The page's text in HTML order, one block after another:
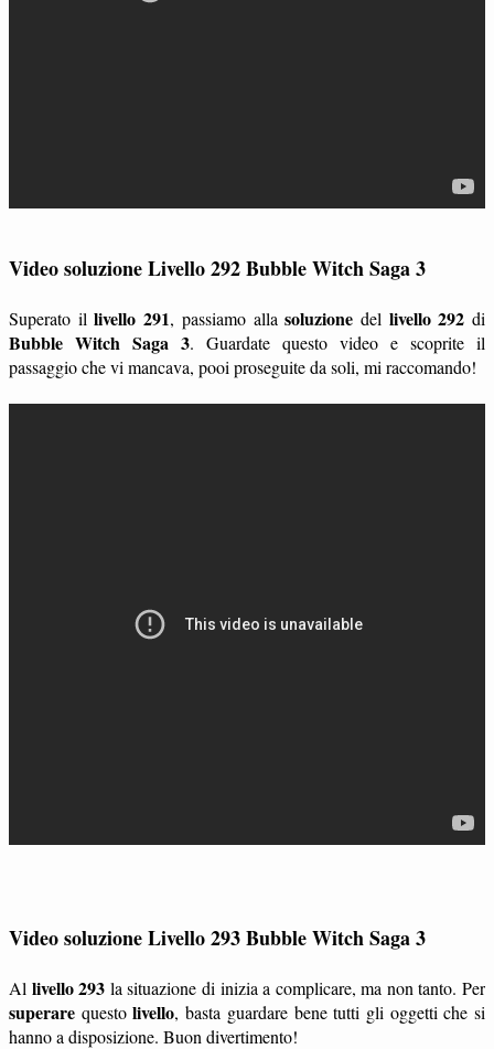
Video soluzione Livello 292 Bubble Witch Saga 3
Superato illivello 291, passiamo allasoluzione del livello 292 di
Bubble Witch Saga 3. Guardate questo video e scoprite il
passaggio che vi mancava, pooi proseguite da soli, mi raccomando!
Video soluzione Livello 293 Bubble Witch Saga 3
Al livello 293 la situazione di inizia a complicare, ma non tanto. Per
superare questolivello, basta guardare bene tutti gli oggetti che si
hanno a disposizione. Buon divertimento!